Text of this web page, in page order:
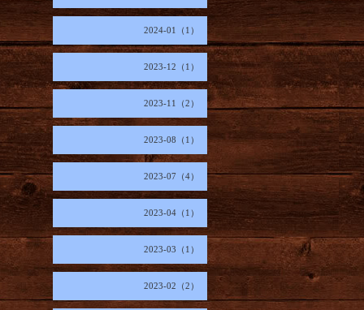
2024-01（1）
2023-12（1）
2023-11（2）
2023-08（1）
2023-07（4）
2023-04（1）
2023-03（1）
2023-02（2）